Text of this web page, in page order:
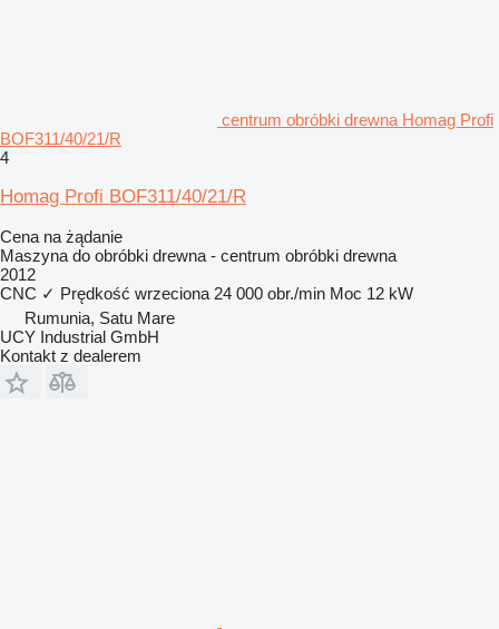
centrum obróbki drewna Homag Profi
BOF311/40/21/R
4
Homag Profi BOF311/40/21/R
Cena na żądanie
Maszyna do obróbki drewna - centrum obróbki drewna
2012
CNC ✓ Prędkość wrzeciona 24 000 obr./min Moc 12 kW
Rumunia, Satu Mare
UCY Industrial GmbH
Kontakt z dealerem